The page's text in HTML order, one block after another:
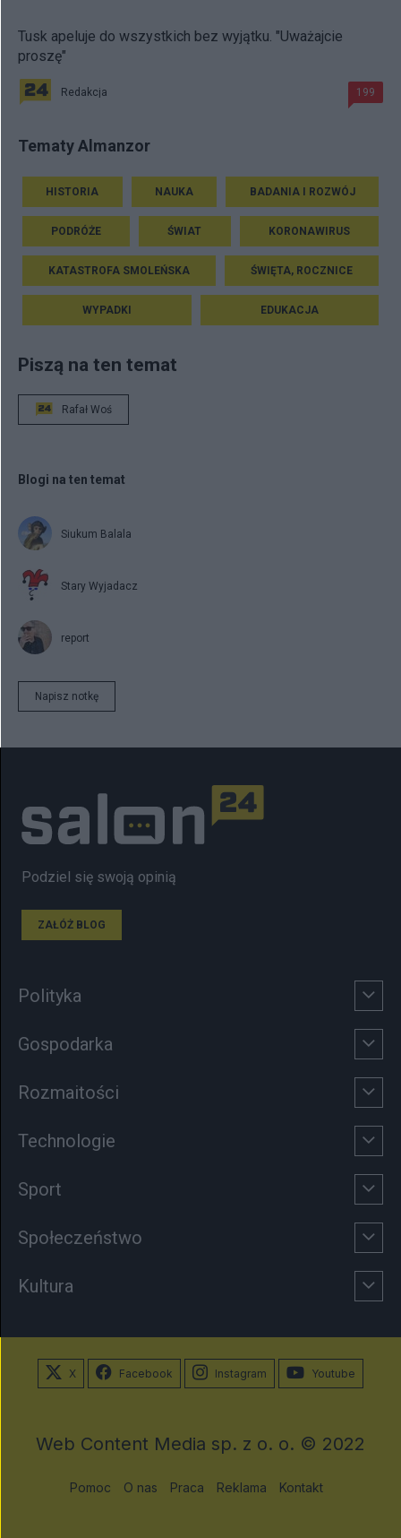
Tusk apeluje do wszystkich bez wyjątku. "Uważajcie
proszę"
Redakcja 199
Tematy Almanzor
HISTORIA NAUKA BADANIA I ROZWÓJ
PODRÓŻE ŚWIAT KORONAWIRUS
KATASTROFA SMOLEŃSKA ŚWIĘTA, ROCZNICE
WYPADKI EDUKACJA
Piszą na ten temat
Rafał Woś
Blogi na ten temat
Siukum Balala
Stary Wyjadacz
report
Napisz notkę
Podziel się swoją opinią
ZAŁÓŻ BLOG
Polityka
Gospodarka
Rozmaitości
Technologie
Sport
Społeczeństwo
Kultura
X Facebook Instagram Youtube
Web Content Media sp. z o. o. © 2022
Pomoc O nas Praca Reklama Kontakt